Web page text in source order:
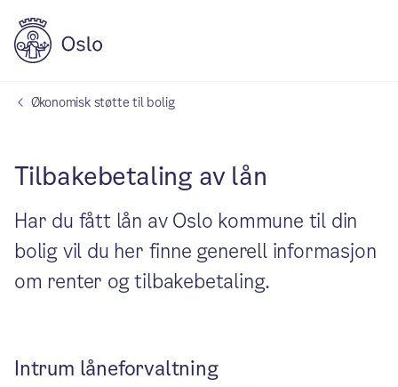
Økonomisk støtte til bolig
Tilbakebetaling av lån
Har du fått lån av Oslo kommune til din
bolig vil du her finne generell informasjon
om renter og tilbakebetaling.
Intrum låneforvaltning